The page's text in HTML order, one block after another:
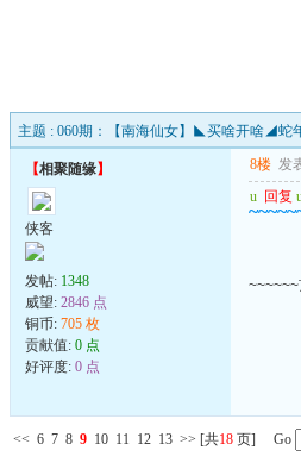
主题 : 060期：【南海仙女】◣买啥开啥◢蛇
【相聚随缘】
侠客
发帖: 1348
威望: 2846 点
铜币: 705 枚
贡献值: 0 点
好评度: 0 点
8楼 发
u 回复
<< 6 7 8 9 10 11 12 13 >> [共18 页] Go